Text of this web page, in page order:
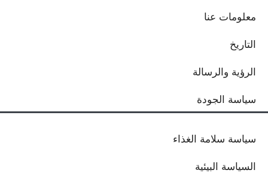
معلومات عنا
التاريخ
الرؤية والرسالة
سياسة الجودة
سياسة سلامة الغذاء
السياسة البيئية